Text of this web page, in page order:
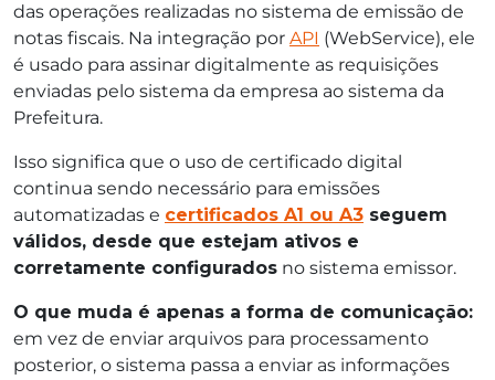
das operações realizadas no sistema de emissão de
notas fiscais. Na integração por API (WebService), ele
é usado para assinar digitalmente as requisições
enviadas pelo sistema da empresa ao sistema da
Prefeitura.
Isso significa que o uso de certificado digital
continua sendo necessário para emissões
automatizadas e certificados A1 ou A3 seguem
válidos, desde que estejam ativos e
corretamente configurados no sistema emissor.
O que muda é apenas a forma de comunicação:
em vez de enviar arquivos para processamento
posterior, o sistema passa a enviar as informações